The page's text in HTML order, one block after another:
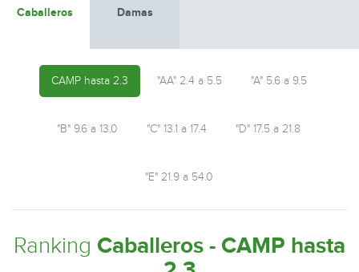
Caballeros Damas
CAMP hasta 2.3 "AA" 2.4 a 5.5 "A" 5.6 a 9.5
"B" 9.6 a 13.0 "C" 13.1 a 17.4 "D" 17.5 a 21.8
"E" 21.9 a 54.0
Ranking Caballeros - CAMP hasta